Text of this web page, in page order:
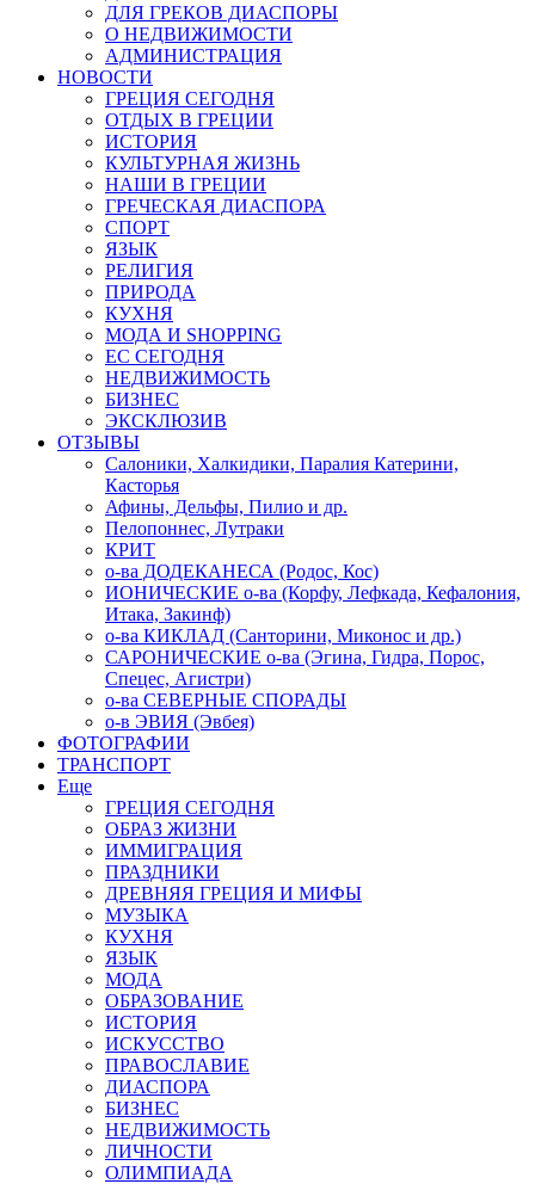
ДЛЯ ГРЕКОВ ДИАСПОРЫ
О НЕДВИЖИМОСТИ
АДМИНИСТРАЦИЯ
НОВОСТИ
ГРЕЦИЯ СЕГОДНЯ
ОТДЫХ В ГРЕЦИИ
ИСТОРИЯ
КУЛЬТУРНАЯ ЖИЗНЬ
НАШИ В ГРЕЦИИ
ГРЕЧЕСКАЯ ДИАСПОРА
СПОРТ
ЯЗЫК
РЕЛИГИЯ
ПРИРОДА
КУХНЯ
МОДА И SHOPPING
ЕС СЕГОДНЯ
НЕДВИЖИМОСТЬ
БИЗНЕС
ЭКСКЛЮЗИВ
ОТЗЫВЫ
Салоники, Халкидики, Паралия Катерини,
Касторья
Афины, Дельфы, Пилио и др.
Пелопоннес, Лутраки
КРИТ
о-ва ДОДЕКАНЕСА (Родос, Кос)
ИОНИЧЕСКИЕ о-ва (Корфу, Лефкада, Кефалония,
Итака, Закинф)
о-ва КИКЛАД (Санторини, Миконос и др.)
САРОНИЧЕСКИЕ о-ва (Эгина, Гидра, Порос,
Спецес, Агистри)
о-ва СЕВЕРНЫЕ СПОРАДЫ
о-в ЭВИЯ (Эвбея)
ФОТОГРАФИИ
ТРАНСПОРТ
Еще
ГРЕЦИЯ СЕГОДНЯ
ОБРАЗ ЖИЗНИ
ИММИГРАЦИЯ
ПРАЗДНИКИ
ДРЕВНЯЯ ГРЕЦИЯ И МИФЫ
МУЗЫКА
КУХНЯ
ЯЗЫК
МОДА
ОБРАЗОВАНИЕ
ИСТОРИЯ
ИСКУССТВО
ПРАВОСЛАВИЕ
ДИАСПОРА
БИЗНЕС
НЕДВИЖИМОСТЬ
ЛИЧНОСТИ
ОЛИМПИАДА